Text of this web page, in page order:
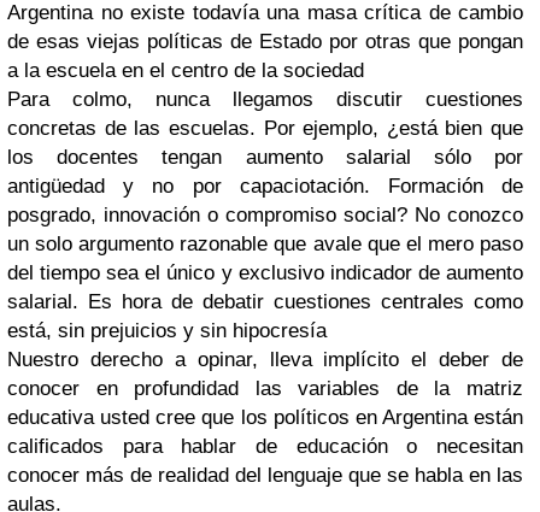
Argentina no existe todavía una masa crítica de cambio
de esas viejas políticas de Estado por otras que pongan
a la escuela en el centro de la sociedad
Para colmo, nunca llegamos discutir cuestiones
concretas de las escuelas. Por ejemplo, ¿está bien que
los docentes tengan aumento salarial sólo por
antigüedad y no por capaciotación. Formación de
posgrado, innovación o compromiso social? No conozco
un solo argumento razonable que avale que el mero paso
del tiempo sea el único y exclusivo indicador de aumento
salarial. Es hora de debatir cuestiones centrales como
está, sin prejuicios y sin hipocresía
Nuestro derecho a opinar, lleva implícito el deber de
conocer en profundidad las variables de la matriz
educativa usted cree que los políticos en Argentina están
calificados para hablar de educación o necesitan
conocer más de realidad del lenguaje que se habla en las
aulas.